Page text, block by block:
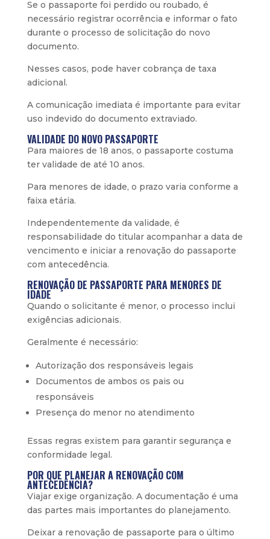
Se o passaporte foi perdido ou roubado, é
necessário registrar ocorrência e informar o fato
durante o processo de solicitação do novo
documento.
Nesses casos, pode haver cobrança de taxa
adicional.
A comunicação imediata é importante para evitar
uso indevido do documento extraviado.
VALIDADE DO NOVO PASSAPORTE
Para maiores de 18 anos, o passaporte costuma
ter validade de até 10 anos.
Para menores de idade, o prazo varia conforme a
faixa etária.
Independentemente da validade, é
responsabilidade do titular acompanhar a data de
vencimento e iniciar a renovação do passaporte
com antecedência.
RENOVAÇÃO DE PASSAPORTE PARA MENORES DE
IDADE
Quando o solicitante é menor, o processo inclui
exigências adicionais.
Geralmente é necessário:
Autorização dos responsáveis legais
Documentos de ambos os pais ou
responsáveis
Presença do menor no atendimento
Essas regras existem para garantir segurança e
conformidade legal.
POR QUE PLANEJAR A RENOVAÇÃO COM
ANTECEDÊNCIA?
Viajar exige organização. A documentação é uma
das partes mais importantes do planejamento.
Deixar a renovação de passaporte para o último